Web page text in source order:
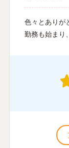
色々とありが
勤務も始まり